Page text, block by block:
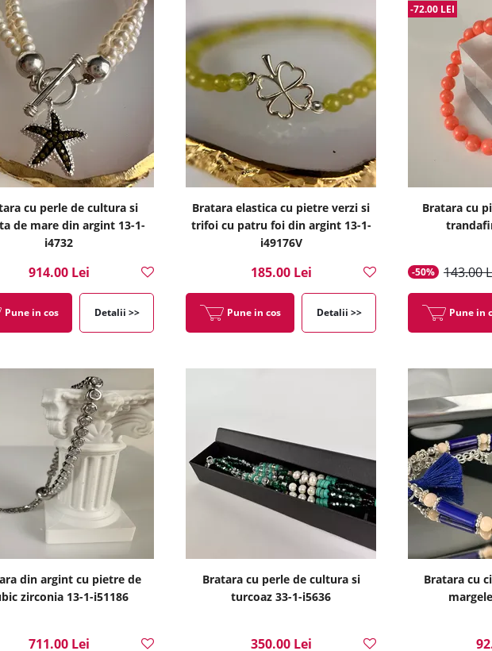
cu perle de cultura si
de mare din argint 13-1-
i4732
914.00 Lei
Pune in cos Detalii >>
Bratara elastica cu pietre verzi si
trifoi cu patru foi din argint 13-1-
i49176V
185.00 Lei
Pune in cos Detalii >>
Bratara cu
-50% 143.00
-72.00 LEI
Pune in
din argint cu pietre de
zirconia 13-1-i51186
711.00 Lei
Bratara cu perle de cultura si
turcoaz 33-1-i5636
350.00 Lei
Bratara cu